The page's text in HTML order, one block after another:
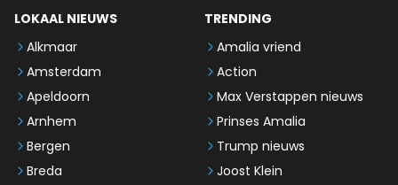
LOKAAL NIEUWS
Alkmaar
Amsterdam
Apeldoorn
Arnhem
Bergen
Breda
TRENDING
Amalia vriend
Action
Max Verstappen nieuws
Prinses Amalia
Trump nieuws
Joost Klein